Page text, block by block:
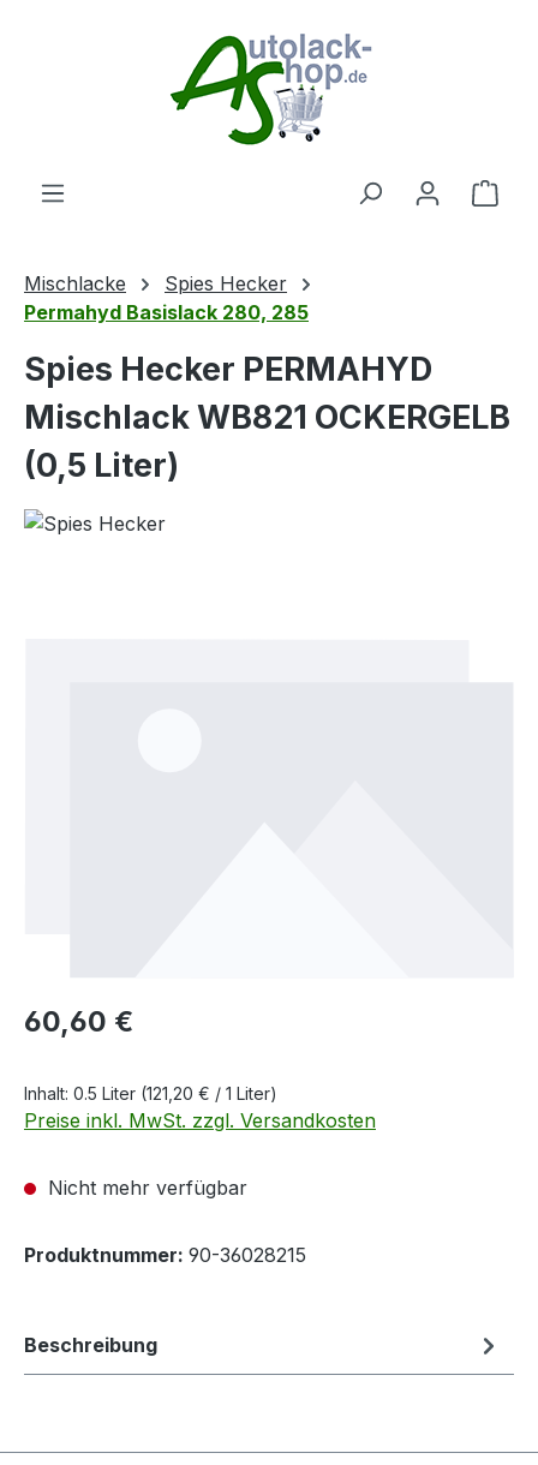
Mischlacke
Spies Hecker
Permahyd Basislack 280, 285
Spies Hecker PERMAHYD
Mischlack WB821 OCKERGELB
(0,5 Liter)
Regulärer Preis:
60,60 €
Inhalt: 0.5 Liter (121,20 € / 1 Liter)
Preise inkl. MwSt. zzgl. Versandkosten
Nicht mehr verfügbar
Produktnummer: 90-36028215
Beschreibung